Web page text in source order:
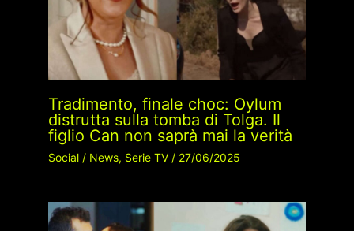
Tradimento, finale choc: Oylum
distrutta sulla tomba di Tolga. Il
figlio Can non saprà mai la verità
Social/ News, Serie TV/ 27/06/2025